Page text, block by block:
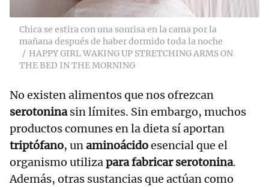
Chica se estira con una sonrisa en la cama por la
mañana después de haber dormido toda la noche
HAPPY GIRL WAKING UP STRETCHING ARMS ON
THE BED IN THE MORNING
No existen alimentos que nos ofrezcan
serotoninasin límites. Sin embargo, muchos
productos comunes en la dieta sí aportan
triptófano, unaminoácidoesencial que el
organismo utilizapara fabricar serotonina.
Además, otras sustancias que actúan como